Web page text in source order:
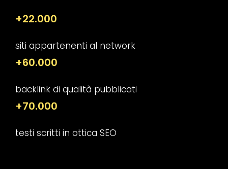
+22.000
siti appartenenti al network
+60.000
backlink di qualità pubblicati
+70.000
testi scritti in ottica SEO